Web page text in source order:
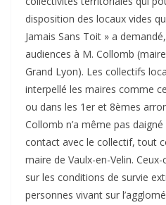
disposition des locaux vides
Jamais Sans Toit » a
audiences à M. Collomb
Grand Lyon). Les collectifs
interpellé les maires comme
ou dans les 1er et 8èmes
Collomb n’a même pas
contact avec le collectif, tout
maire de Vaulx-en-Velin.
sur les conditions de survie
personnes vivant sur